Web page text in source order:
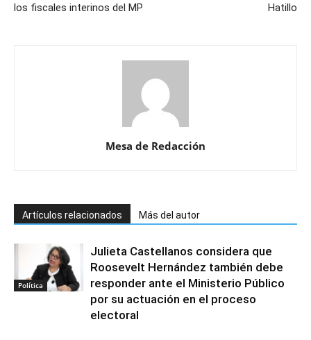
los fiscales interinos del MP
Hatillo
Mesa de Redacción
Artículos relacionados Más del autor
Política
Julieta Castellanos considera que
Roosevelt Hernández también debe
responder ante el Ministerio Público
por su actuación en el proceso
electoral